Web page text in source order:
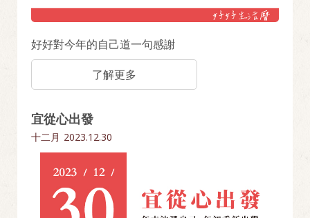
好好對今年的自己道一句感謝
了解更多
宜從心出發
十二月 2023.12.30